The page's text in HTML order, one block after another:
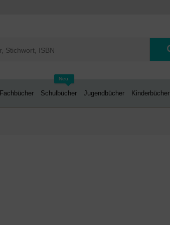
Fachbücher
Neu
Schulbücher Jugendbücher Kinderbücher